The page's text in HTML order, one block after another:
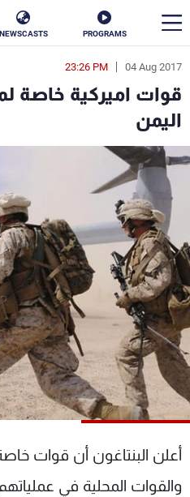
PROGRAMS
NEWSCASTS
04 Aug 2017
23:26 PM
قوات اميركية خاصة
اليمن
أعلن البنتاغون أن قوات
والقوات المحلية في
en
الأخبار
سياسة
إقتصاد
منوعات
كأس العالم
البرامج
جدول البرامج
شاهد البرامج
الترددات
عن MTV
لاعلاناتكم
شروط